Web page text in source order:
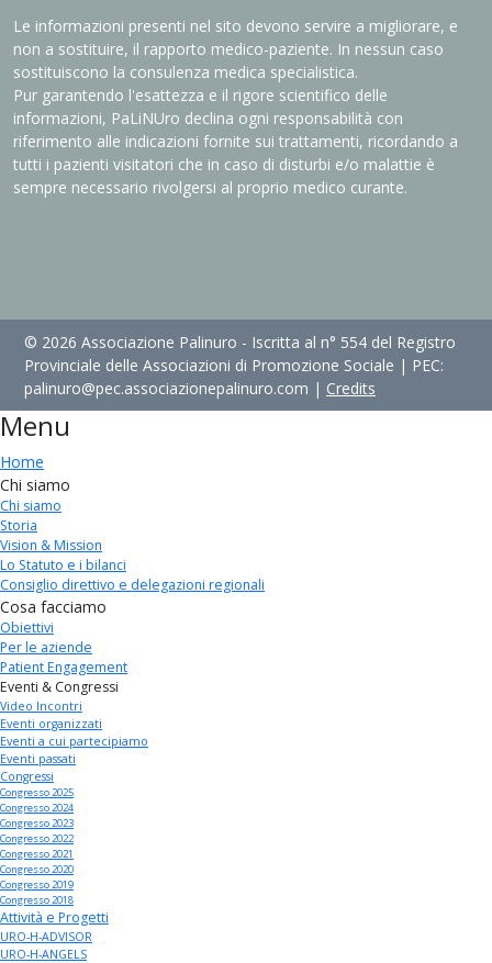
Le informazioni presenti nel sito devono servire a migliorare, e
non a sostituire, il rapporto medico-paziente. In nessun caso
sostituiscono la consulenza medica specialistica.
Pur garantendo l'esattezza e il rigore scientifico delle
informazioni, PaLiNUro declina ogni responsabilità con
riferimento alle indicazioni fornite sui trattamenti, ricordando a
tutti i pazienti visitatori che in caso di disturbi e/o malattie è
sempre necessario rivolgersi al proprio medico curante.
© 2026 Associazione Palinuro - Iscritta al n° 554 del Registro
Provinciale delle Associazioni di Promozione Sociale | PEC:
palinuro@pec.associazionepalinuro.com | Credits
Menu
Home
Chi siamo
Chi siamo
Storia
Vision & Mission
Lo Statuto e i bilanci
Consiglio direttivo e delegazioni regionali
Cosa facciamo
Obiettivi
Per le aziende
Patient Engagement
Eventi & Congressi
Video Incontri
Eventi organizzati
Eventi a cui partecipiamo
Eventi passati
Congressi
Congresso 2025
Congresso 2024
Congresso 2023
Congresso 2022
Congresso 2021
Congresso 2020
Congresso 2019
Congresso 2018
Attività e Progetti
URO-H-ADVISOR
URO-H-ANGELS